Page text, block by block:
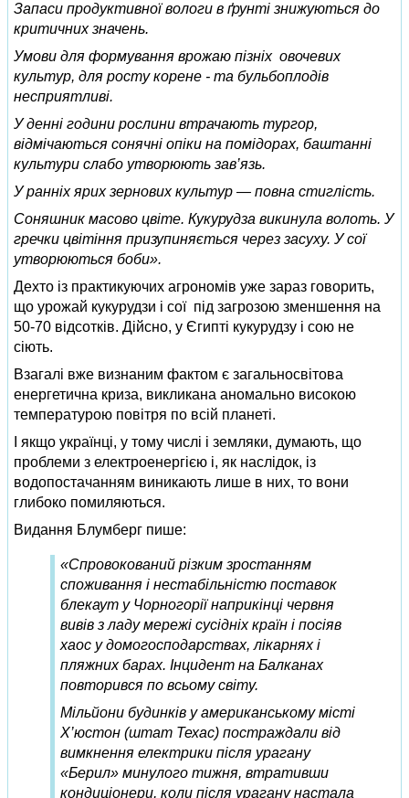
Запаси продуктивної вологи в ґрунті знижуються до
критичних значень.
Умови для формування врожаю пізніх овочевих
культур, для росту корене - та бульбоплодів
несприятливі.
У денні години рослини втрачають тургор,
відмічаються сонячні опіки на помідорах, баштанні
культури слабо утворюють зав’язь.
У ранніх ярих зернових культур — повна стиглість.
Соняшник масово цвіте. Кукурудза викинула волоть. У
гречки цвітіння призупиняється через засуху. У сої
утворюються боби».
Дехто із практикуючих агрономів уже зараз говорить,
що урожай кукурудзи і сої під загрозою зменшення на
50-70 відсотків. Дійсно, у Єгипті кукурудзу і сою не
сіють.
Взагалі вже визнаним фактом є загальносвітова
енергетична криза, викликана аномально високою
температурою повітря по всій планеті.
І якщо українці, у тому числі і земляки, думають, що
проблеми з електроенергією і, як наслідок, із
водопостачанням виникають лише в них, то вони
глибоко помиляються.
Видання Блумберг пише:
«Спровокований різким зростанням
споживання і нестабільністю поставок
блекаут у Чорногорії наприкінці червня
вивів з ладу мережі сусідніх країн і посіяв
хаос у домогосподарствах, лікарнях і
пляжних барах. Інцидент на Балканах
повторився по всьому світу.
Мільйони будинків у американському місті
Х’юстон (штат Техас) постраждали від
вимкнення електрики після урагану
«Берил» минулого тижня, втративши
кондиціонери, коли після урагану настала